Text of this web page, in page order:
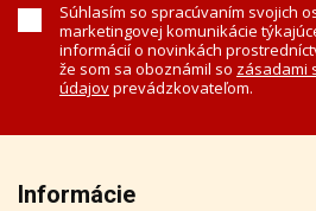
Súhlasím so spracúvaním svojich
marketingovej komunikácie
informácií o novinkách
že som sa oboznámil so zásadami
údajovprevádzkovateľom.
Informácie